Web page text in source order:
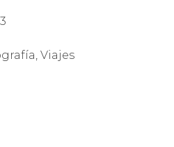
Viajes